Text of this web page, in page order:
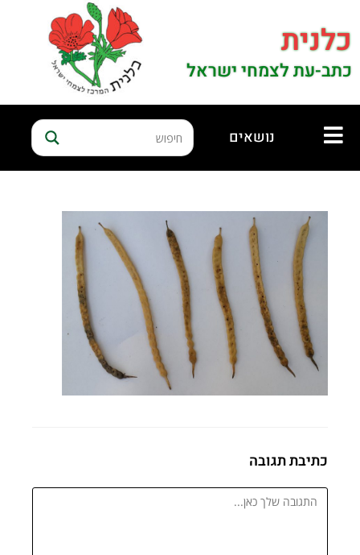
כלנית
כתב-עת לצמחי ישראל
נושאים
כתיבת תגובה